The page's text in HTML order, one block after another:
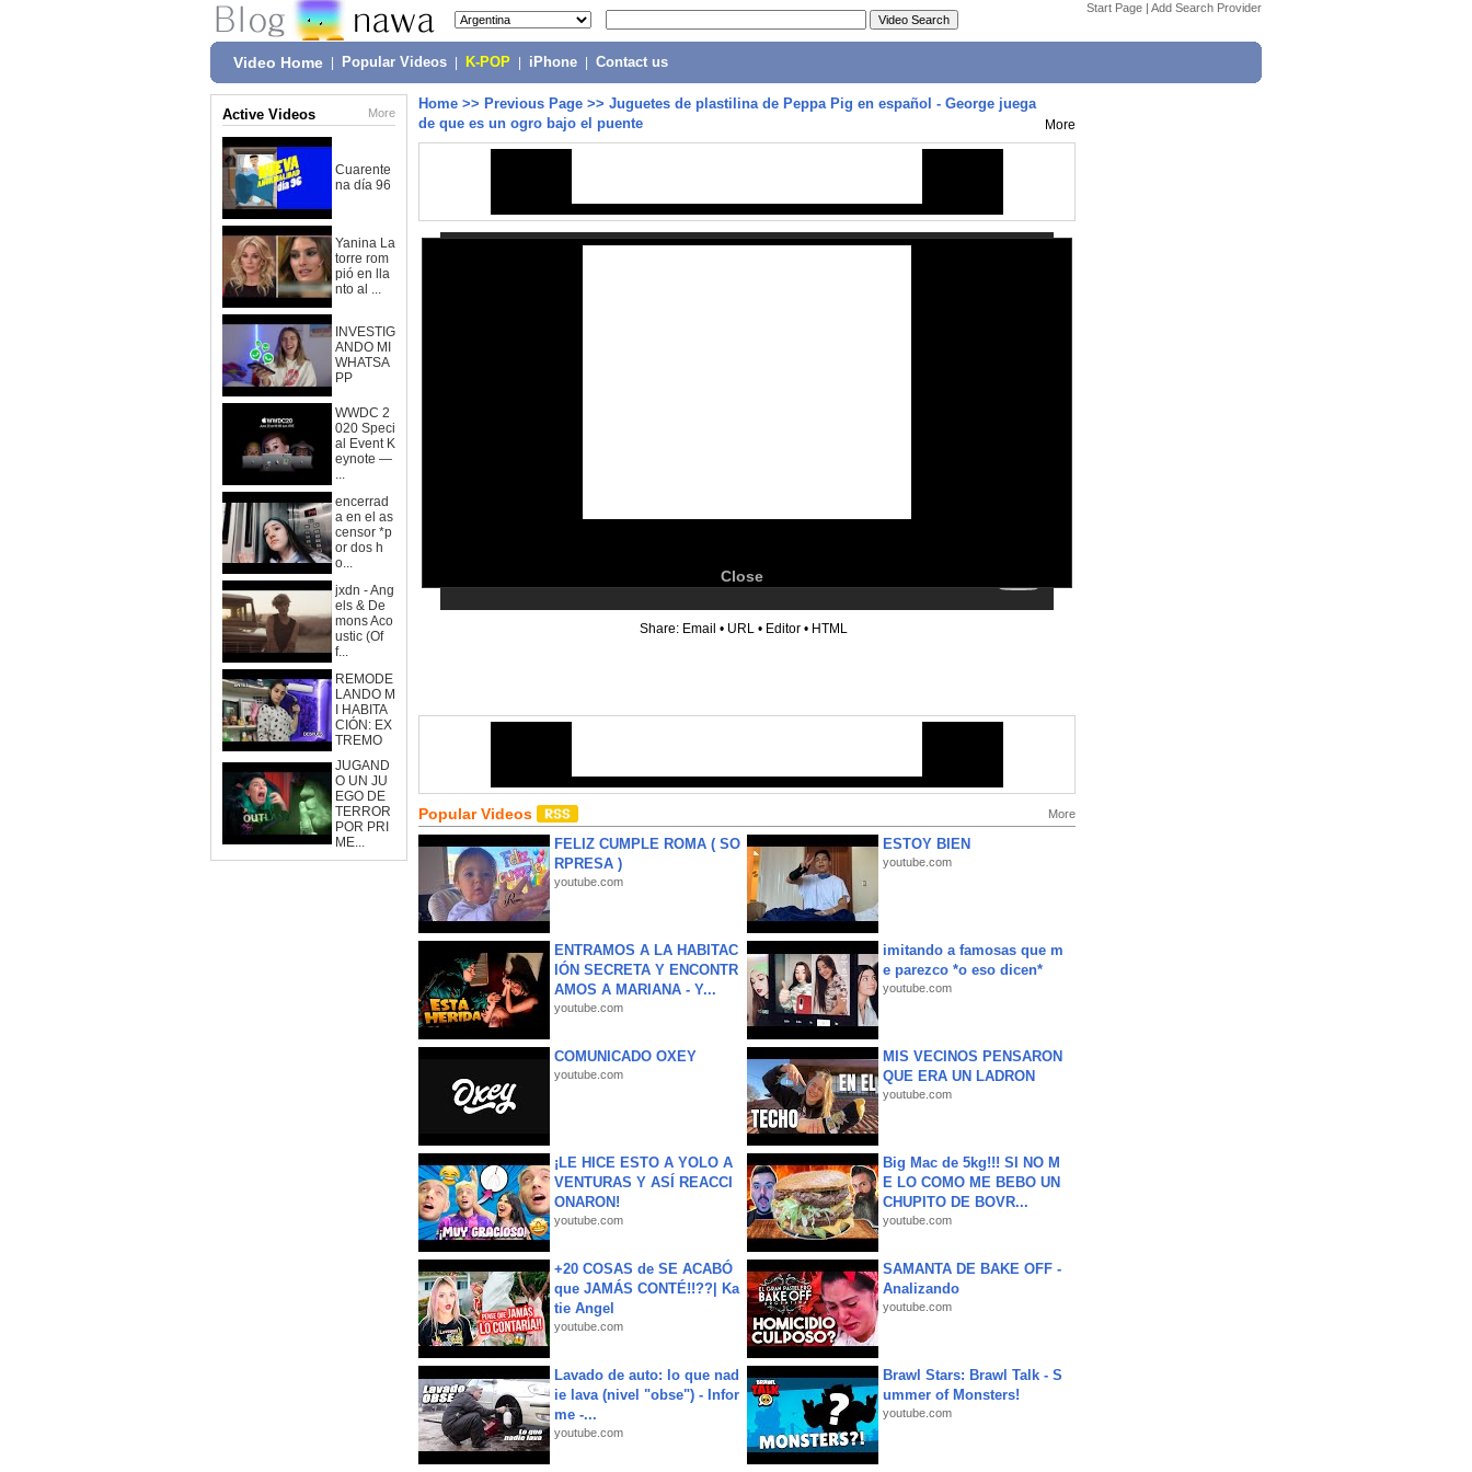
Start Page | Add Search Provider
Video Home Popular Videos K-POP iPhone Contact us
Active Videos More
Cuarente
na día 96
Yanina La
torre rom
pió en lla
nto al ...
INVESTIG
ANDO MI
WHATSA
PP
WWDC 2
020 Speci
al Event K
eynote —
...
encerrad
a en el as
censor *p
or dos h
o...
jxdn - Ang
els & De
mons Aco
ustic (Of
f...
REMODE
LANDO M
I HABITA
CIÓN: EX
TREMO
JUGAND
O UN JU
EGO DE
TERROR
POR PRI
ME...
Home >> Previous Page >> Juguetes de plastilina de Peppa Pig en español - George juega
de que es un ogro bajo el puente
More
Close
Share: Email • URL • Editor • HTML
Popular Videos More
FELIZ CUMPLE ROMA ( SO
RPRESA )
youtube.com
ESTOY BIEN
youtube.com
ENTRAMOS A LA HABITAC
IÓN SECRETA Y ENCONTR
AMOS A MARIANA - Y...
youtube.com
imitando a famosas que m
e parezco *o eso dicen*
youtube.com
COMUNICADO OXEY
youtube.com
MIS VECINOS PENSARON
QUE ERA UN LADRON
youtube.com
¡LE HICE ESTO A YOLO A
VENTURAS Y ASÍ REACCI
ONARON!
youtube.com
Big Mac de 5kg!!! SI NO M
E LO COMO ME BEBO UN
CHUPITO DE BOVR...
youtube.com
+20 COSAS de SE ACABÓ
que JAMÁS CONTÉ!!??| Ka
tie Angel
youtube.com
SAMANTA DE BAKE OFF -
Analizando
youtube.com
Lavado de auto: lo que nad
ie lava (nivel "obse") - Infor
me -...
youtube.com
Brawl Stars: Brawl Talk - S
ummer of Monsters!
youtube.com